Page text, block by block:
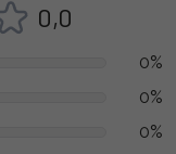
0,0
0%
0%
0%